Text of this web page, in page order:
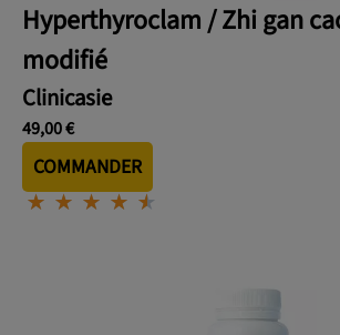
Hyperthyroclam / Zhi gan
modifié
Clinicasie
49,00 €
COMMANDER
⋆⋆⋆⋆⋆
⋆⋆⋆⋆⋆